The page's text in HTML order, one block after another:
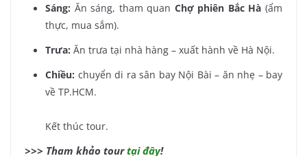
Sáng: Ăn sáng, tham quan Chợ phiên Bắc Hà (ẩm
thực, mua sắm).
Trưa: Ăn trưa tại nhà hàng – xuất hành về Hà Nội.
Chiều: chuyển di ra sân bay Nội Bài – ăn nhẹ – bay
về TP.HCM.
Kết thúc tour.
>>> Tham khảo tour tại đây!